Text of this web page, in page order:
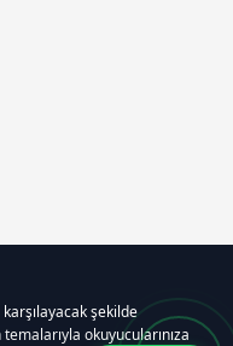
karşılayacak şekilde
okuyucularınıza